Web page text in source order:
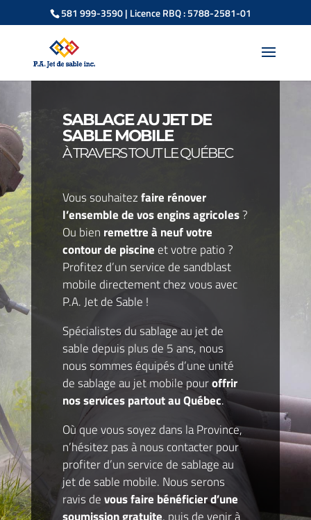
581 999-3590| Licence RBQ : 5788-2581-01
SABLAGE AU JET DE
SABLE MOBILE
À TRAVERS TOUT LE QUÉBEC
Vous souhaitezfaire rénover
l’ensemble de vos engins agricoles?
Ou bien remettre à neuf votre
contour de piscine et votre patio ?
Profitez d’un service de sandblast
mobile directement chez vous avec
P.A. Jet de Sable !
Spécialistes du sablage au jet de
sable depuis plus de 5 ans, nous
nous sommes équipés d’une unité
de sablage au jet mobile pouroffrir
nos services partout au Québec.
Où que vous soyez dans la Province,
n’hésitez pas à nous contacterpour
profiter d’un service de sablage au
jet de sable mobile. Nous serons
ravis devous faire bénéficier d’une